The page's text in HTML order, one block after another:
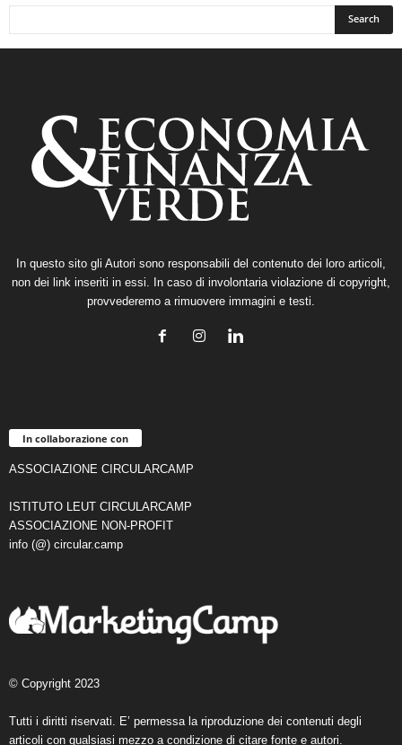
In questo sito gli Autori sono responsabili del contenuto dei loro articoli,
non dei link inseriti in essi. In caso di involontaria violazione di copyright,
provvederemo a rimuovere immagini e testi.
In collaborazione con
ASSOCIAZIONE CIRCULARCAMP
ISTITUTO LEUT CIRCULARCAMP
ASSOCIAZIONE NON-PROFIT
info (@) circular.camp
© Copyright 2023
Tutti i diritti riservati. E’ permessa la riproduzione dei contenuti degli
articoli con qualsiasi mezzo a condizione di citare fonte e autori.